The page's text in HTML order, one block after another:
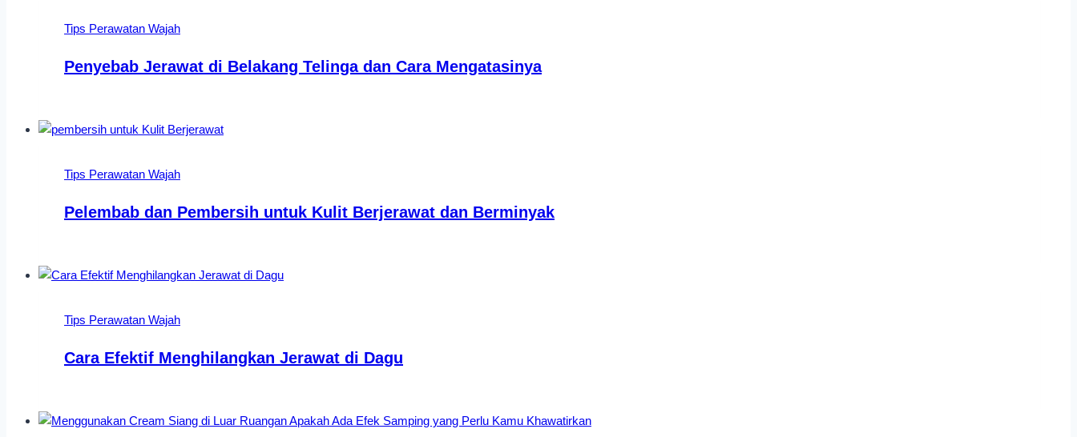
Tips Perawatan Wajah
Penyebab Jerawat di Belakang Telinga dan Cara Mengatasinya
Tips Perawatan Wajah
Pelembab dan Pembersih untuk Kulit Berjerawat dan Berminyak
Tips Perawatan Wajah
Cara Efektif Menghilangkan Jerawat di Dagu